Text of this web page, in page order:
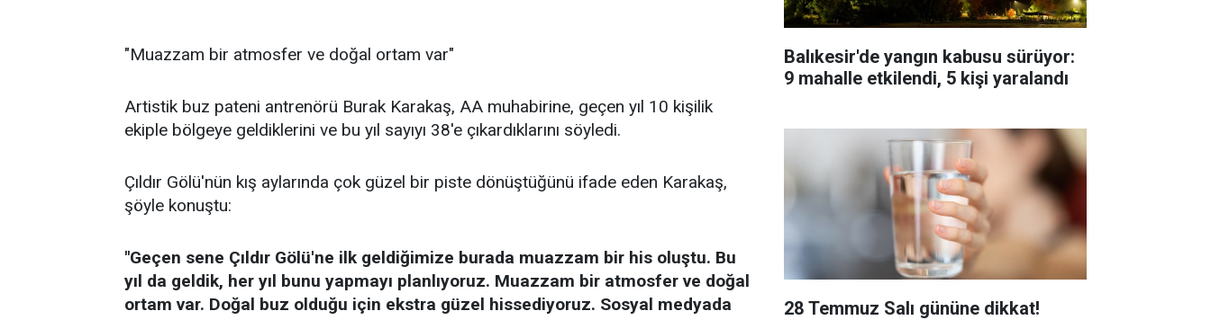
"Muazzam bir atmosfer ve doğal ortam var"
Artistik buz pateni antrenörü Burak Karakaş, AA muhabirine, geçen yıl 10 kişilik
ekiple bölgeye geldiklerini ve bu yıl sayıyı 38'e çıkardıklarını söyledi.
Çıldır Gölü'nün kış aylarında çok güzel bir piste dönüştüğünü ifade eden Karakaş,
şöyle konuştu:
"Geçen sene Çıldır Gölü'ne ilk geldiğimize burada muazzam bir his oluştu. Bu
yıl da geldik, her yıl bunu yapmayı planlıyoruz. Muazzam bir atmosfer ve doğal
ortam var. Doğal buz olduğu için ekstra güzel hissediyoruz. Sosyal medyada
Balıkesir'de yangın kabusu sürüyor:
9 mahalle etkilendi, 5 kişi yaralandı
28 Temmuz Salı gününe dikkat!